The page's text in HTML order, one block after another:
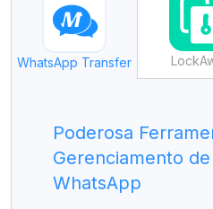
WhatsApp Transfer
Poderosa
Gerenciamento
WhatsApp